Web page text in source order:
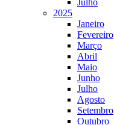
Julho
2025
Janeiro
Fevereiro
Março
Abril
Maio
Junho
Julho
Agosto
Setembro
Outubro